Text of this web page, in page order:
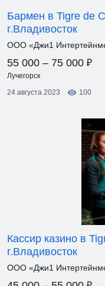
Бармен в Tigre de
г.Владивосток
ООО «Джи1
55 000 – 75 000 ₽
Лучегорск
24 августа 2023
100
Кассир казино в
г.Владивосток
ООО «Джи1